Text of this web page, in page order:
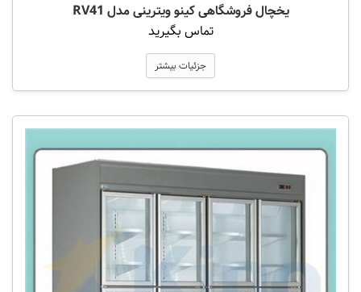
یخچال فروشگاهی کینو ویترینی مدل RV41
تماس بگیرید
جزئیات بیشتر